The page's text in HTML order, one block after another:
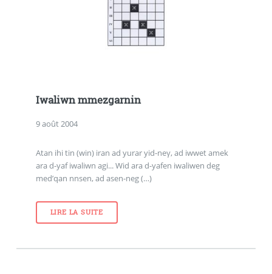
Iwaliwn mmezgarnin
9 août 2004
Atan ihi tin (win) iran ad yurar yid-neγ, ad iwwet amek
ara d-yaf iwaliwn agi... Wid ara d-yafen iwaliwen deg
med’qan nnsen, ad asen-neg (…)
LIRE LA SUITE